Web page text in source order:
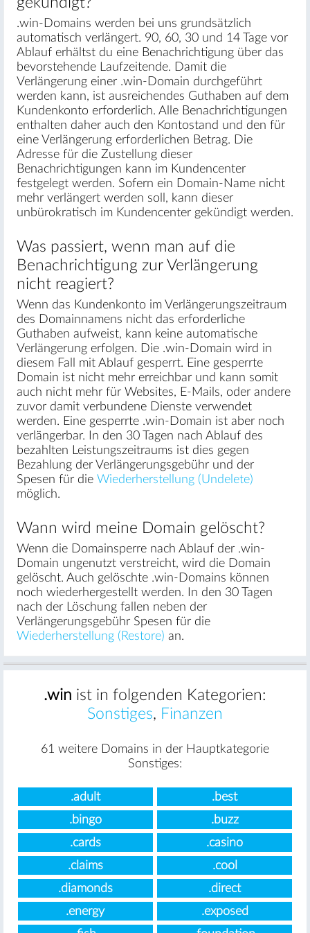
.win-Domains werden bei uns grundsätzlich
automatisch verlängert. 90, 60, 30 und 14 Tage vor
Ablauf erhältst du eine Benachrichtigung über das
bevorstehende Laufzeitende. Damit die
Verlängerung einer .win-Domain durchgeführt
werden kann, ist ausreichendes Guthaben auf dem
Kundenkonto erforderlich. Alle Benachrichtigungen
enthalten daher auch den Kontostand und den für
eine Verlängerung erforderlichen Betrag. Die
Adresse für die Zustellung dieser
Benachrichtigungen kann im Kundencenter
festgelegt werden. Sofern ein Domain-Name nicht
mehr verlängert werden soll, kann dieser
unbürokratisch im Kundencenter gekündigt werden.
Was passiert, wenn man auf die
Benachrichtigung zur Verlängerung
nicht reagiert?
Wenn das Kundenkonto im Verlängerungszeitraum
des Domainnamens nicht das erforderliche
Guthaben aufweist, kann keine automatische
Verlängerung erfolgen. Die .win-Domain wird in
diesem Fall mit Ablauf gesperrt. Eine gesperrte
Domain ist nicht mehr erreichbar und kann somit
auch nicht mehr für Websites, E-Mails, oder andere
zuvor damit verbundene Dienste verwendet
werden. Eine gesperrte .win-Domain ist aber noch
verlängerbar. In den 30 Tagen nach Ablauf des
bezahlten Leistungszeitraums ist dies gegen
Bezahlung der Verlängerungsgebühr und der
Spesen für die Wiederherstellung (Undelete)
möglich.
Wann wird meine Domain gelöscht?
Wenn die Domainsperre nach Ablauf der .win-
Domain ungenutzt verstreicht, wird die Domain
gelöscht. Auch gelöschte .win-Domains können
noch wiederhergestellt werden. In den 30 Tagen
nach der Löschung fallen neben der
Verlängerungsgebühr Spesen für die
Wiederherstellung (Restore) an.
.win ist in folgenden Kategorien:
Sonstiges, Finanzen
61 weitere Domains in der Hauptkategorie
Sonstiges:
.adult
.best
.bingo
.buzz
.cards
.casino
.claims
.cool
.diamonds
.direct
.energy
.exposed